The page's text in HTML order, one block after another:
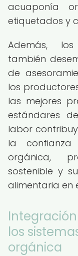
acuaponía
etiquetados y
Además,
también
de
los
las mejores
estándares
labor
la
orgánica,
sostenible y
alimentaria en
los
orgánica